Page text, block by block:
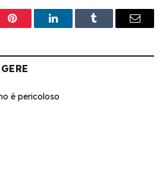
Pinterest LinkedInTumblr Email